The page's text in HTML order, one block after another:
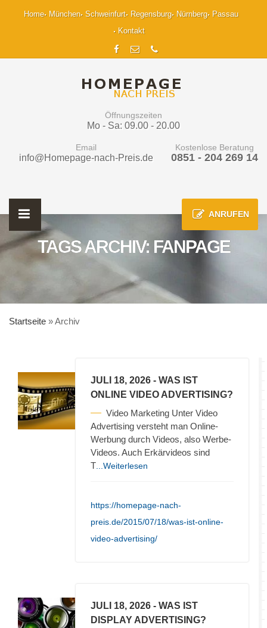
Home München Schweinfurt Regensburg Nürnberg
Passau
Kontakt
Öffnungszeiten
Mo - Sa: 09.00 - 20.00
Email
info@Homepage-nach-Preis.de
Kostenlose Beratung
0851 - 204 269 14
ANRUFEN
TAGS ARCHIV: FANPAGE
Startseite »Archiv
JULI 18, 2026 - WAS IST
ONLINE VIDEO ADVERTISING?
Video Marketing Unter Video
Advertising versteht man Online-
Werbung durch Videos, also Werbe-
Videos. Auch Erkärvideos sind
T ...Weiterlesen
https://homepage-nach-
preis.de/2015/07/18/was-ist-online-
video-advertising/
JULI 18, 2026 - WAS IST
DISPLAY ADVERTISING?